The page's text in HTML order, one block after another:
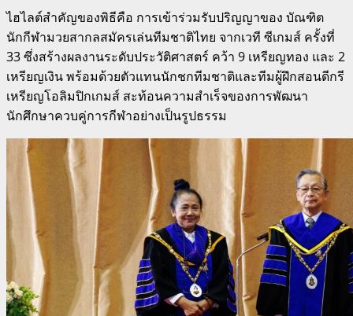
ไฮไลต์สำคัญของพิธีคือ การเข้าร่วมรับปริญญาของ บัณฑิต
นักกีฬามวยสากลสมัครเล่นทีมชาติไทย จากเวที ซีเกมส์ ครั้งที่
33 ซึ่งสร้างผลงานระดับประวัติศาสตร์ คว้า 9 เหรียญทอง และ 2
เหรียญเงิน พร้อมด้วยตัวแทนนักชกทีมชาติและทีมผู้ฝึกสอนดีกรี
เหรียญโอลิมปิกเกมส์ สะท้อนความสำเร็จของการพัฒนา
นักศึกษาควบคู่การกีฬาอย่างเป็นรูปธรรม